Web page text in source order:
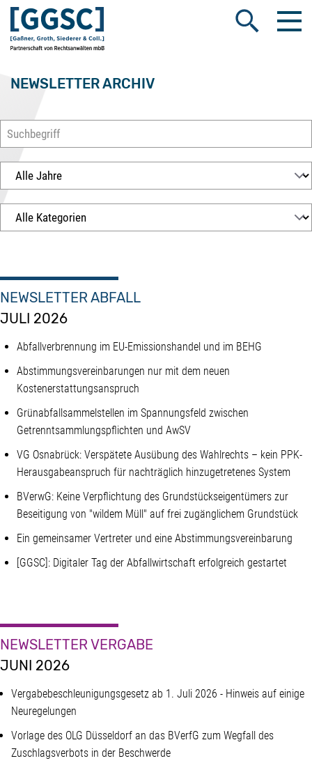
Suche öffnen
NEWSLETTER ARCHIV
NEWSLETTER ABFALL
JULI 2026
Abfallverbrennung im EU-Emissionshandel und im BEHG
Abstimmungsvereinbarungen nur mit dem neuen
Kostenerstattungsanspruch
Grünabfallsammelstellen im Spannungsfeld zwischen
Getrenntsammlungspflichten und AwSV
VG Osnabrück: Verspätete Ausübung des Wahlrechts – kein PPK-
Herausgabeanspruch für nachträglich hinzugetretenes System
BVerwG: Keine Verpflichtung des Grundstückseigentümers zur
Beseitigung von "wildem Müll" auf frei zugänglichem Grundstück
Ein gemeinsamer Vertreter und eine Abstimmungsvereinbarung
[GGSC]: Digitaler Tag der Abfallwirtschaft erfolgreich gestartet
NEWSLETTER VERGABE
JUNI 2026
Vergabebeschleunigungsgesetz ab 1. Juli 2026 - Hinweis auf einige
Neuregelungen
Vorlage des OLG Düsseldorf an das BVerfG zum Wegfall des
Zuschlagsverbots in der Beschwerde